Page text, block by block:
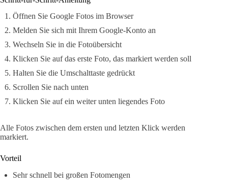
Öffnen Sie Google Fotos im Browser
Melden Sie sich mit Ihrem Google-Konto an
Wechseln Sie in die Fotoübersicht
Klicken Sie auf das erste Foto, das markiert werden soll
Halten Sie die Umschalttaste gedrückt
Scrollen Sie nach unten
Klicken Sie auf ein weiter unten liegendes Foto
Alle Fotos zwischen dem ersten und letzten Klick werden
markiert.
Vorteil
Sehr schnell bei großen Fotomengen